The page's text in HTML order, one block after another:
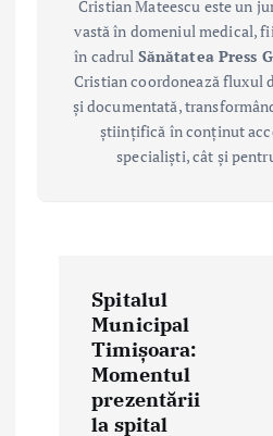
Cristian Mateescu este un
vastă în domeniul medical,
în cadrul Sănătatea Press
Cristian coordonează fluxul
și documentată,
științifică în conținut
specialiști, cât și
Spitalul
Municipal
Timișoara:
Momentul
prezentării
la spital